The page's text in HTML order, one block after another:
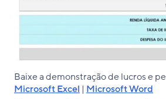
Baixe a demonstração de lucros e
Microsoft Excel | Microsoft Word